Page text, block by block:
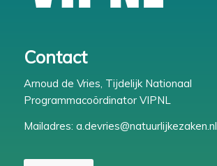
Contact
Arnoud de Vries, Tijdelijk Nationaal
Programmacoördinator VIPNL
Mailadres: a.devries@natuurlijkezaken.nl